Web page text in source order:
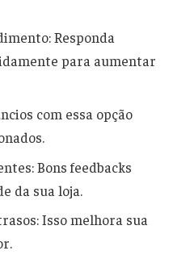
Responda
para aumentar
com essa opção
Bons feedbacks
da sua loja.
Isso melhora sua